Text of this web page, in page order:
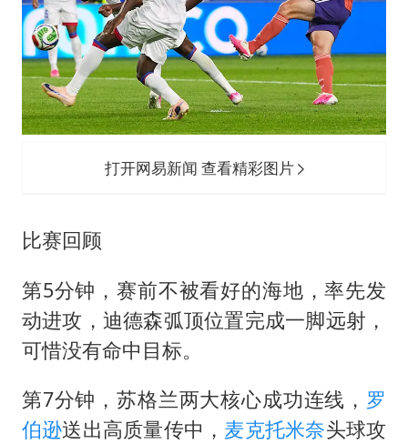
打开网易新闻 查看精彩图片
比赛回顾
第5分钟，赛前不被看好的海地，率先发
动进攻，迪德森弧顶位置完成一脚远射，
可惜没有命中目标。
第7分钟，苏格兰两大核心成功连线， 罗
伯逊送出高质量传中， 麦克托米奈头球攻